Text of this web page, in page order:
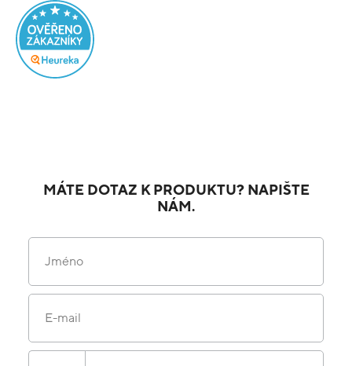
MÁTE DOTAZ K PRODUKTU? NAPIŠTE
NÁM.
Jméno
E-mail